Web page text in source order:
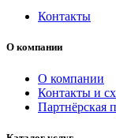
Контакты
О компании
О компании
Контакты и
Партнёрская